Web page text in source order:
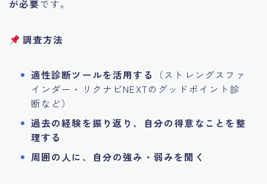
が必要です。
調査方法
適性診断ツールを活用する
（ストレングスファ
インダー・リクナビNEXTのグッドポイント診
断など）
過去の経験を振り返り、自分の得意なことを整
理する
周囲の人に、自分の強み・弱みを聞く